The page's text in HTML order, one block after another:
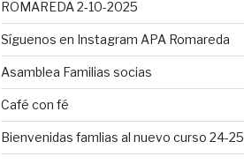
ROMAREDA 2-10-2025
Síguenos en Instagram APA Romareda
Asamblea Familias socias
Café con fé
Bienvenidas famlias al nuevo curso 24-25